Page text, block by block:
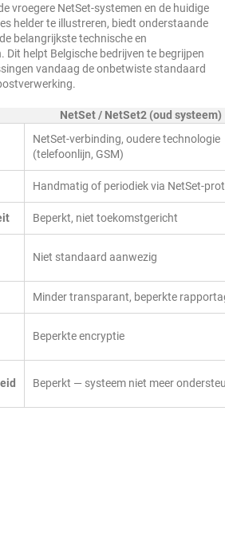
vroegere NetSet-systemen en de huidige
helder te illustreren, biedt onderstaande
belangrijkste technische en
Dit helpt Belgische bedrijven te begrijpen
vandaag de onbetwiste standaard
NetSet / NetSet2 (oud systeem)
NetSet-verbinding, oudere technologie
(telefoonlijn, GSM)
Handmatig of periodiek via NetSet-
Beperkt, niet toekomstgericht
Niet standaard aanwezig
Minder transparant, beperkte
Beperkte encryptie
Beperkt — systeem niet meer